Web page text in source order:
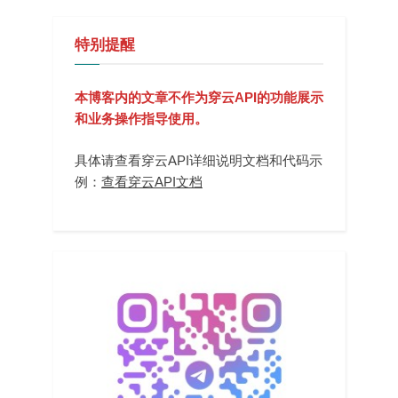
特别提醒
本博客内的文章不作为穿云API的功能展示
和业务操作指导使用。
具体请查看穿云API详细说明文档和代码示
例： 查看穿云API文档